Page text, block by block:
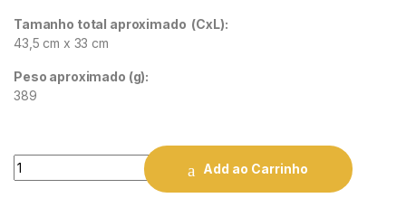
Tamanho total aproximado (CxL):
43,5 cm x 33 cm
Peso aproximado (g):
389
Quantity
Add ao Carrinho